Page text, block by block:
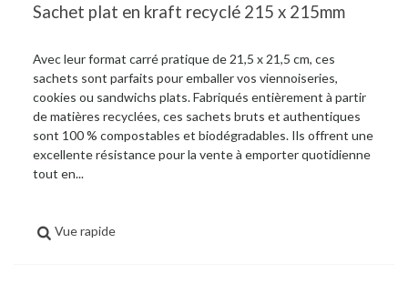
Sachet plat en kraft recyclé 215 x 215mm
Avec leur format carré pratique de 21,5 x 21,5 cm, ces
sachets sont parfaits pour emballer vos viennoiseries,
cookies ou sandwichs plats. Fabriqués entièrement à partir
de matières recyclées, ces sachets bruts et authentiques
sont 100 % compostables et biodégradables. Ils offrent une
excellente résistance pour la vente à emporter quotidienne
tout en...
Vue rapide